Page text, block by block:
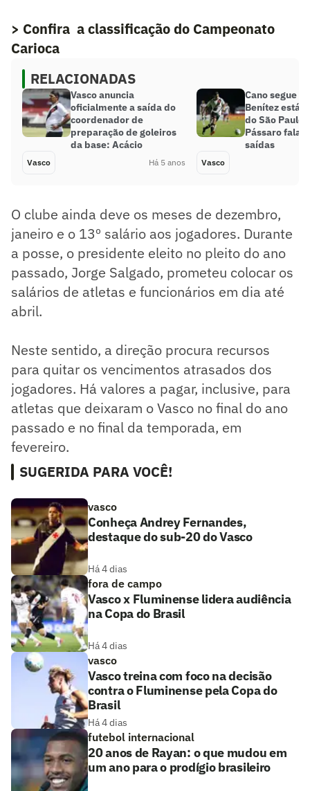
> Confira a classificação do Campeonato
Carioca
RELACIONADAS
Vasco anuncia
oficialmente a saída do
coordenador de
preparação de goleiros
da base: Acácio
Vasco Há 5 anos
Cano segue
Benítez está
do São
Pássaro fala
saídas
Vasco
O clube ainda deve os meses de dezembro,
janeiro e o 13º salário aos jogadores. Durante
a posse, o presidente eleito no pleito do ano
passado, Jorge Salgado, prometeu colocar os
salários de atletas e funcionários em dia até
abril.
Neste sentido, a direção procura recursos
para quitar os vencimentos atrasados dos
jogadores. Há valores a pagar, inclusive, para
atletas que deixaram o Vasco no final do ano
passado e no final da temporada, em
fevereiro.
SUGERIDA PARA VOCÊ!
vasco
Conheça Andrey Fernandes,
destaque do sub-20 do Vasco
Há 4 dias
fora de campo
Vasco x Fluminense lidera audiência
na Copa do Brasil
Há 4 dias
vasco
Vasco treina com foco na decisão
contra o Fluminense pela Copa do
Brasil
Há 4 dias
futebol internacional
20 anos de Rayan: o que mudou em
um ano para o prodígio brasileiro